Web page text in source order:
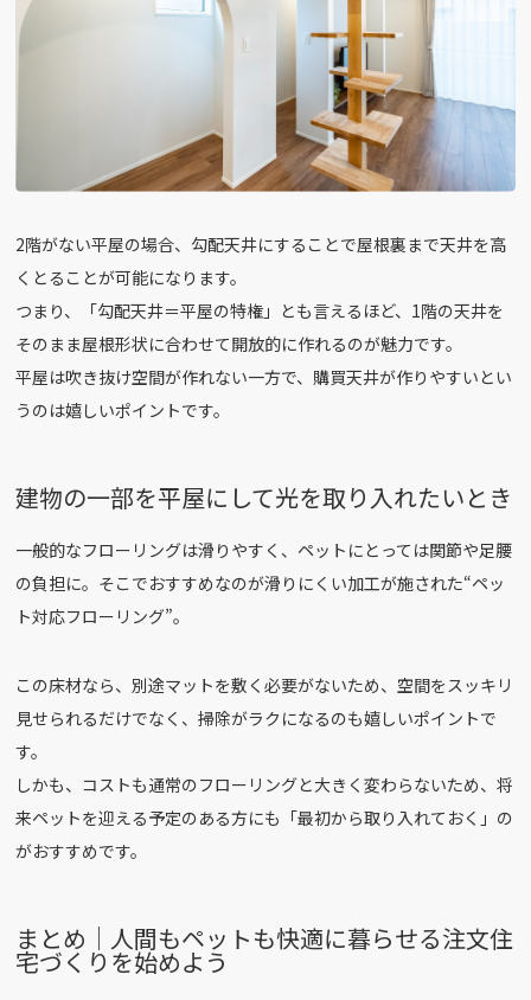
2階がない平屋の場合、勾配天井にすることで屋根裏まで天井を高
くとることが可能になります。
つまり、「勾配天井＝平屋の特権」とも言えるほど、1階の天井を
そのまま屋根形状に合わせて開放的に作れるのが魅力です。
平屋は吹き抜け空間が作れない一方で、購買天井が作りやすいとい
うのは嬉しいポイントです。
建物の一部を平屋にして光を取り入れたいとき
一般的なフローリングは滑りやすく、ペットにとっては関節や足腰
の負担に。そこでおすすめなのが滑りにくい加工が施された“ペッ
ト対応フローリング”。
この床材なら、別途マットを敷く必要がないため、空間をスッキリ
見せられるだけでなく、掃除がラクになるのも嬉しいポイントで
す。
しかも、コストも通常のフローリングと大きく変わらないため、将
来ペットを迎える予定のある方にも「最初から取り入れておく」の
がおすすめです。
まとめ｜人間もペットも快適に暮らせる注文住
宅づくりを始めよう